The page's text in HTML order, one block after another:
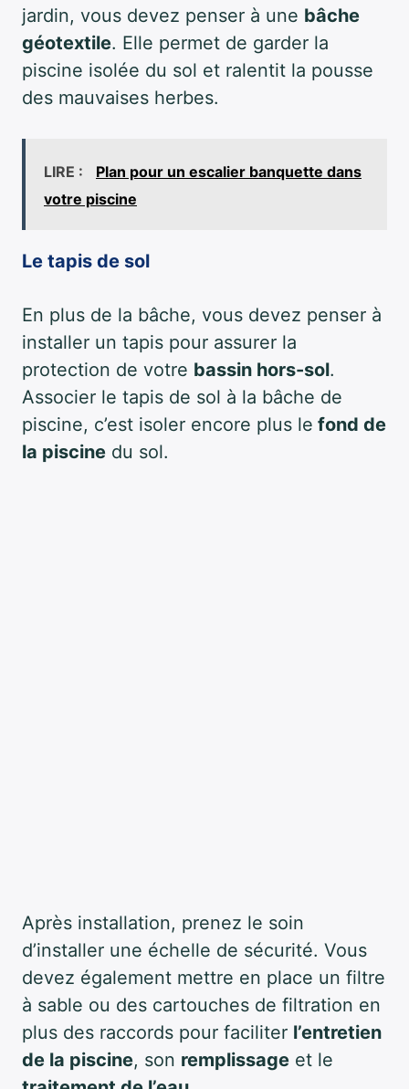
jardin, vous devez penser à une bâche
géotextile. Elle permet de garder la
piscine isolée du sol et ralentit la pousse
des mauvaises herbes.
LIRE :
Plan pour un escalier banquette dans
votre piscine
Le tapis de sol
En plus de la bâche, vous devez penser à
installer un tapis pour assurer la
protection de votre bassin hors-sol.
Associer le tapis de sol à la bâche de
piscine, c’est isoler encore plus le fond de
la piscine du sol.
Après installation, prenez le soin
d’installer une échelle de sécurité. Vous
devez également mettre en place un filtre
à sable ou des cartouches de filtration en
plus des raccords pour faciliter l’entretien
de la piscine, son remplissage et le